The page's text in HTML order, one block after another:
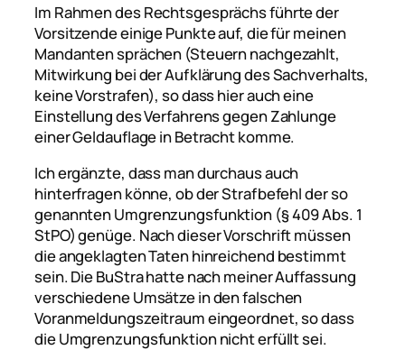
Im Rahmen des Rechtsgesprächs führte der
Vorsitzende einige Punkte auf, die für meinen
Mandanten sprächen (Steuern nachgezahlt,
Mitwirkung bei der Aufklärung des Sachverhalts,
keine Vorstrafen), so dass hier auch eine
Einstellung des Verfahrens gegen Zahlunge
einer Geldauflage in Betracht komme.
Ich ergänzte, dass man durchaus auch
hinterfragen könne, ob der Strafbefehl der so
genannten Umgrenzungsfunktion (§ 409 Abs. 1
StPO) genüge. Nach dieser Vorschrift müssen
die angeklagten Taten hinreichend bestimmt
sein. Die BuStra hatte nach meiner Auffassung
verschiedene Umsätze in den falschen
Voranmeldungszeitraum eingeordnet, so dass
die Umgrenzungsfunktion nicht erfüllt sei.